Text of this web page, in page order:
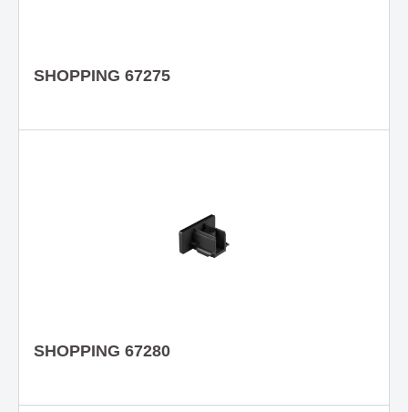
SHOPPING 67275
SHOPPING 67280